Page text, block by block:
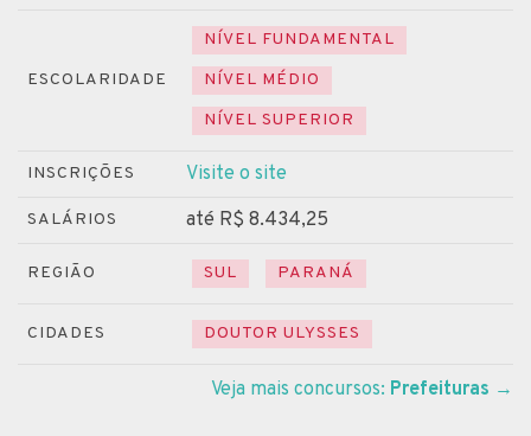
ESCOLARIDADE
NÍVEL FUNDAMENTAL
NÍVEL MÉDIO
NÍVEL SUPERIOR
INSCRIÇÕES Visite o site
SALÁRIOS até R$ 8.434,25
REGIÃO SUL PARANÁ
CIDADES DOUTOR ULYSSES
Veja mais concursos: Prefeituras →